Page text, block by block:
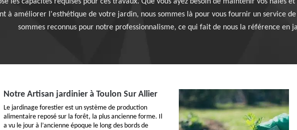
à améliorer l'esthétique de votre jardin, nous sommes là pour vous fournir un service
sommes reconnus pour notre professionnalisme, ce qui fait de nous la référence en
Notre Artisan jardinier à Toulon Sur Allier
Le jardinage forestier est un système de production
alimentaire reposé sur la forêt, la plus ancienne forme. Il
a vu le jour à l’ancienne époque le long des bords de